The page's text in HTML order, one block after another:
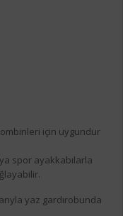
için uygundur
spor ayakkabılarla
yaz gardırobunda